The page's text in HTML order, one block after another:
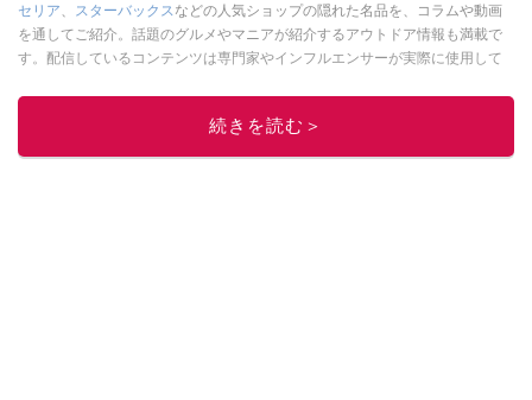
セリア
スターバックス などの人気ショップの隠れた名品を、コラムや動画
を通してご紹介。話題のグルメやマニアが紹介するアウトドア情報も満載で
す。配信しているコンテンツは専門家やインフルエンサーが実際に使用して
ニュースでフォロー
続きを読む＞